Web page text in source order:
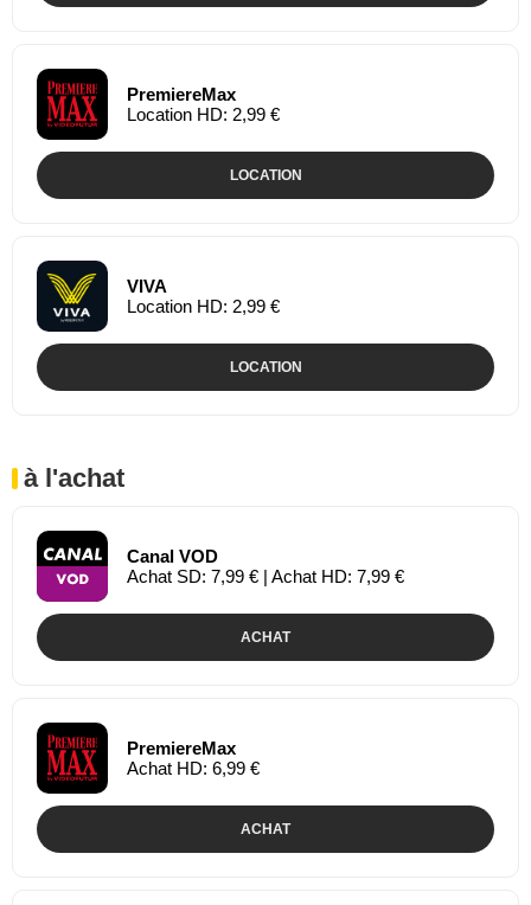
PremiereMax
Location HD: 2,99 €
LOCATION
VIVA
Location HD: 2,99 €
LOCATION
à l'achat
Canal VOD
Achat SD: 7,99 € | Achat HD: 7,99 €
ACHAT
PremiereMax
Achat HD: 6,99 €
ACHAT